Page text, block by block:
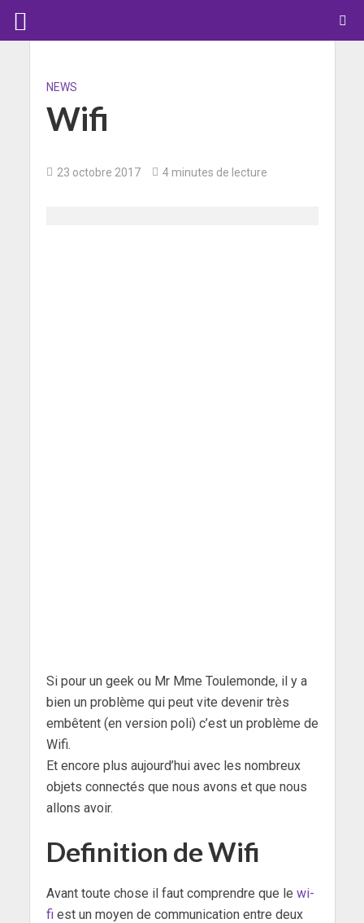
NEWS
Wifi
23 octobre 2017 4 minutes de lecture
Si pour un geek ou Mr Mme Toulemonde, il y a
bien un problème qui peut vite devenir très
embêtent (en version poli) c’est un problème de
Wifi.
Et encore plus aujourd’hui avec les nombreux
objets connectés que nous avons et que nous
allons avoir.
Definition de Wifi
Avant toute chose il faut comprendre que le wi-
fiest un moyen de communication entre deux